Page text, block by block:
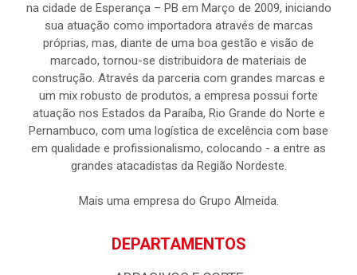
na cidade de Esperança – PB em Março de 2009, iniciando
sua atuação como importadora através de marcas
próprias, mas, diante de uma boa gestão e visão de
marcado, tornou-se distribuidora de materiais de
construção. Através da parceria com grandes marcas e
um mix robusto de produtos, a empresa possui forte
atuação nos Estados da Paraíba, Rio Grande do Norte e
Pernambuco, com uma logística de excelência com base
em qualidade e profissionalismo, colocando - a entre as
grandes atacadistas da Região Nordeste.
Mais uma empresa do Grupo Almeida.
DEPARTAMENTOS